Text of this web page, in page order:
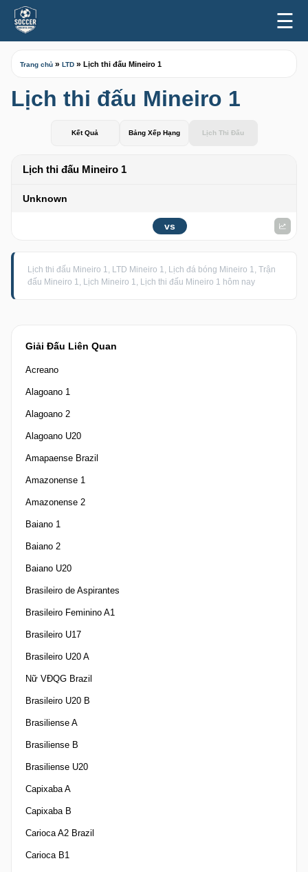
☰
Giải Đấu Liên Quan
Acreano
Alagoano 1
Alagoano 2
Alagoano U20
Amapaense Brazil
Amazonense 1
Amazonense 2
Baiano 1
Baiano 2
Baiano U20
Brasileiro de Aspirantes
Brasileiro Feminino A1
Brasileiro U17
Brasileiro U20 A
Nữ VĐQG Brazil
Brasileiro U20 B
Brasiliense A
Brasiliense B
Brasiliense U20
Capixaba A
Capixaba B
Carioca A2 Brazil
Carioca B1
Trang chủ » LTD » Lịch thi đấu Mineiro 1
Lịch thi đấu Mineiro 1
Kết Quả Bảng Xếp Hạng Lịch Thi Đấu
Lịch thi đấu Mineiro 1
Unknown
vs
Lịch thi đấu Mineiro 1, LTD Mineiro 1, Lịch đá bóng Mineiro 1, Trận
đấu Mineiro 1, Lịch Mineiro 1, Lịch thi đấu Mineiro 1 hôm nay